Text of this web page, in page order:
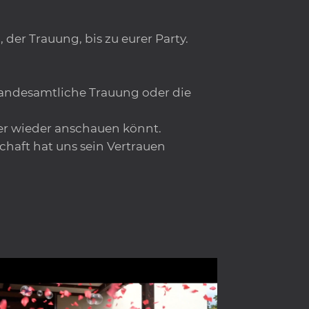
Trauung, bis zu eurer Party.
Trauung oder die
wieder anschauen könnt.
hat uns sein Vertrauen